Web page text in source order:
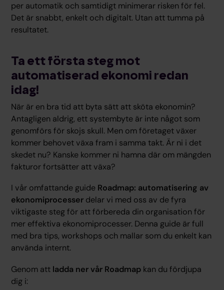
per automatik och samtidigt minimerar risken för fel.
Det är snabbt, enkelt och digitalt. Utan att tumma på
resultatet.
Ta ett första steg mot
automatiserad ekonomi redan
idag!
När är en bra tid att byta sätt att sköta ekonomin?
Antagligen aldrig, ett systembyte är inte något som
genomförs för skojs skull. Men om företaget växer
kommer behovet växa fram i samma takt. Är ni i det
skedet nu? Kanske kommer ni hamna där om mängden
fakturor fortsätter att växa?
I vår omfattande guide Roadmap: automatisering av
ekonomiprocesser delar vi med oss av de fyra
viktigaste steg för att förbereda din organisation för
mer effektiva ekonomiprocesser. Denna guide är full
med bra tips, workshops och mallar som du enkelt kan
använda internt.
Genom att ladda ner vår Roadmap kan du fördjupa
dig i: